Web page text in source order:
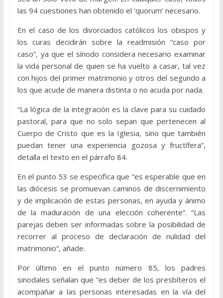
las 94 cuestiones han obtenido el ‘quorum’ necesario.
En el caso de los divorciados católicos los obispos y
los curas decidirán sobre la readmisión “caso por
caso”, ya que el sínodo considera necesario examinar
la vida personal de quien se ha vuelto a casar, tal vez
con hijos del primer matrimonio y otros del segundo a
los que acude de manera distinta o no acuda por nada.
“La lógica de la integración es la clave para su cuidado
pastoral, para que no solo sepan que pertenecen al
Cuerpo de Cristo que es la Iglesia, sino que también
puedan tener una experiencia gozosa y fructífera”,
detalla el texto en el párrafo 84.
En el punto 53 se especifica que “es esperable que en
las diócesis se promuevan caminos de discernimiento
y de implicación de estas personas, en ayuda y ánimo
de la maduración de una elección coherente”. “Las
parejas deben ser informadas sobre la posibilidad de
recorrer al proceso de declaración de nulidad del
matrimonio”, añade.
Por último en el punto número 85, los padres
sinodales señalan que “es deber de los presbíteros el
acompañar a las personas interesadas en la vía del